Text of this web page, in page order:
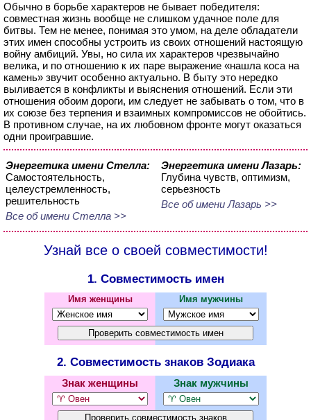
Обычно в борьбе характеров не бывает победителя:
совместная жизнь вообще не слишком удачное поле для
битвы. Тем не менее, понимая это умом, на деле обладатели
этих имен способны устроить из своих отношений настоящую
войну амбиций. Увы, но сила их характеров чрезвычайно
велика, и по отношению к их паре выражение «нашла коса на
камень» звучит особенно актуально. В быту это нередко
выливается в конфликты и выяснения отношений. Если эти
отношения обоим дороги, им следует не забывать о том, что в
их союзе без терпения и взаимных компромиссов не обойтись.
В противном случае, на их любовном фронте могут оказаться
одни проигравшие.
Энергетика имени Стелла:
Самостоятельность,
целеустремленность,
решительность
Все об имени Стелла >>
Энергетика имени Лазарь:
Глубина чувств, оптимизм,
серьезность
Все об имени Лазарь >>
Узнай все о своей совместимости!
1. Совместимость имен
Имя женщины Имя мужчины
2. Совместимость знаков Зодиака
Знак женщины Знак мужчины